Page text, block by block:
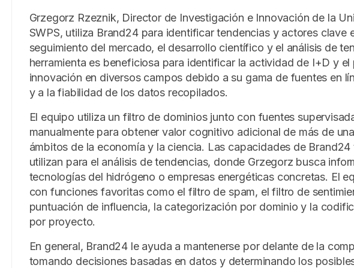
Grzegorz Rzeznik, Director de Investigación e Innovación de la
SWPS, utiliza Brand24 para identificar tendencias y actores clave
seguimiento del mercado, el desarrollo científico y el análisis de
herramienta es beneficiosa para identificar la actividad de I+D y
innovación en diversos campos debido a su gama de fuentes en
y a la fiabilidad de los datos recopilados.
El equipo utiliza un filtro de dominios junto con fuentes
manualmente para obtener valor cognitivo adicional de más de
ámbitos de la economía y la ciencia. Las capacidades de Brand24
utilizan para el análisis de tendencias, donde Grzegorz busca
tecnologías del hidrógeno o empresas energéticas concretas. El
con funciones favoritas como el filtro de spam, el filtro de
puntuación de influencia, la categorización por dominio y la
por proyecto.
En general, Brand24 le ayuda a mantenerse por delante de la
tomando decisiones basadas en datos y determinando los